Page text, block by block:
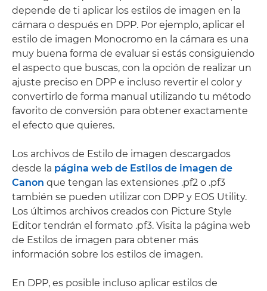
depende de ti aplicar los estilos de imagen en la
cámara o después en DPP. Por ejemplo, aplicar el
estilo de imagen Monocromo en la cámara es una
muy buena forma de evaluar si estás consiguiendo
el aspecto que buscas, con la opción de realizar un
ajuste preciso en DPP e incluso revertir el color y
convertirlo de forma manual utilizando tu método
favorito de conversión para obtener exactamente
el efecto que quieres.
Los archivos de Estilo de imagen descargados
desde la página web de Estilos de imagen de
Canon que tengan las extensiones .pf2 o .pf3
también se pueden utilizar con DPP y EOS Utility.
Los últimos archivos creados con Picture Style
Editor tendrán el formato .pf3. Visita la página web
de Estilos de imagen para obtener más
información sobre los estilos de imagen.
En DPP, es posible incluso aplicar estilos de